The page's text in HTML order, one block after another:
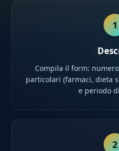
1
Compila il form:
particolari (farmaci, dieta
e periodo
2